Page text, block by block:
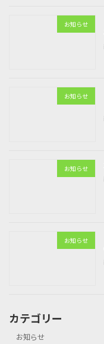
お知らせ
お知らせ
お知らせ
お知らせ
カテゴリー
お知らせ